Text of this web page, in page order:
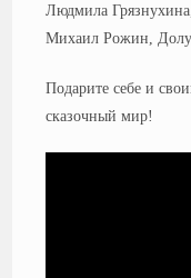
Людмила
Михаил Рожин,
Подарите себе и
сказочный мир!